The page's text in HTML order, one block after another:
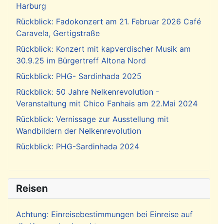
Harburg
Rückblick: Fadokonzert am 21. Februar 2026 Café
Caravela, Gertigstraße
Rückblick: Konzert mit kapverdischer Musik am
30.9.25 im Bürgertreff Altona Nord
Rückblick: PHG- Sardinhada 2025
Rückblick: 50 Jahre Nelkenrevolution -
Veranstaltung mit Chico Fanhais am 22.Mai 2024
Rückblick: Vernissage zur Ausstellung mit
Wandbildern der Nelkenrevolution
Rückblick: PHG-Sardinhada 2024
Reisen
Achtung: Einreisebestimmungen bei Einreise auf